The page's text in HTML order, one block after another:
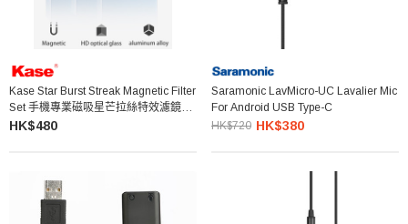
Kase Star Burst Streak Magnetic Filter
Set 手機專業磁吸星芒拉絲特效濾鏡套
裝
HK$480
Saramonic LavMicro-UC Lavalier Mic
For Android USB Type-C
HK$720 HK$380